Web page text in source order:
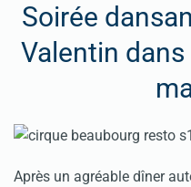
Soirée
Valentin dans
Après un agréable dîner